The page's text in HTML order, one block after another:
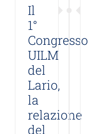
Il
1°
Congresso
UILM
del
Lario,
la
relazione
del
piano
News
Varie -
informa